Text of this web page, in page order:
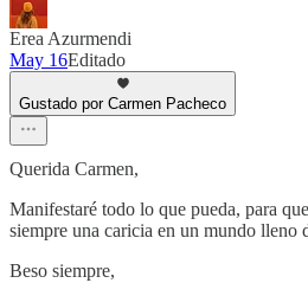
Erea Azurmendi
May 16Editado
Gustado por Carmen Pacheco
Querida Carmen,
Manifestaré todo lo que pueda, para
siempre una caricia en un mundo lleno
Beso siempre,